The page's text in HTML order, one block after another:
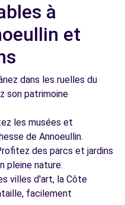
à
et
dans les ruelles du
son patrimoine
les musées et
de Annoeullin.
des parcs et jardins
pleine nature.
villes d'art, la Côte
facilement